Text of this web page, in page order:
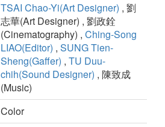
TSAI Chao-Yi(Art Designer) , 劉
志華(Art Designer) , 劉政銓
(Cinematography) , Ching-Song
LIAO(Editor) , SUNG Tien-
Sheng(Gaffer) , TU Duu-
chih(Sound Designer) , 陳致成
(Music)
Color